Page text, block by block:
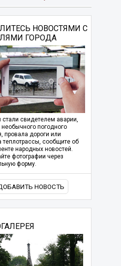
НОВОСТЯМИ С
ГОРОДА
свидетелем аварии,
погодного
провала дороги или
теплотрассы, сообщите об
народных новостей.
фотографии через
форму.
НОВОСТЬ